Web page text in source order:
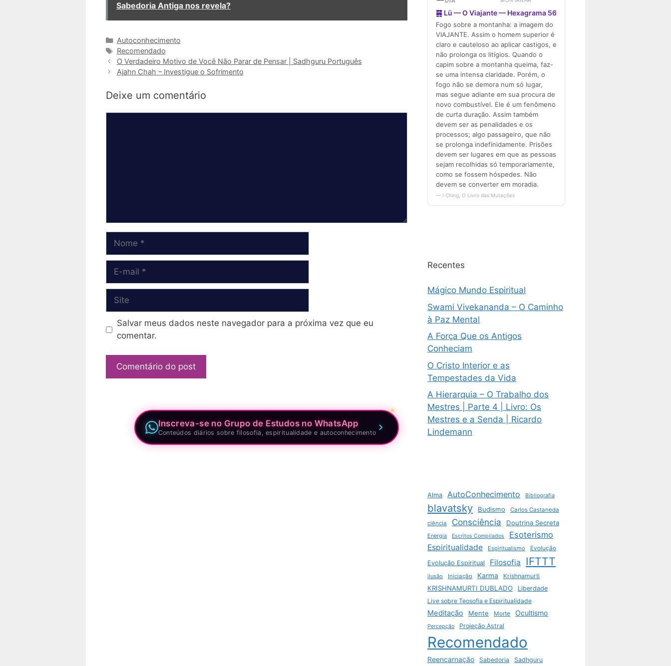
Sabedoria Antiga nos revela?
Categorias
Autoconhecimento
Tags
Recomendado
O Verdadeiro Motivo de Você Não Parar de Pensar | Sadhguru Português
Ajahn Chah – Investigue o Sofrimento
Deixe um comentário
Nome
Site
Salvar meus dados neste navegador para a próxima vez que eu
comentar.
Inscreva-se no Grupo de Estudos no WhatsApp
Conteúdos diários sobre filosofia, espiritualidade e autoconhecimento
Recentes
Mágico Mundo Espiritual
Swami Vivekananda – O Caminho
à Paz Mental
A Força Que os Antigos
Conheciam
O Cristo Interior e as
Tempestades da Vida
A Hierarquia – O Trabalho dos
Mestres | Parte 4 | Livro: Os
Mestres e a Senda | Ricardo
Lindemann
Alma AutoConhecimento Bibliografia
blavatsky Budismo
Carlos Castaneda
ciência
Consciência Doutrina Secreta
Energia Escritos Compilados Esoterismo
Espiritualidade Espiritualismo Evolução
Evolução Espiritual Filosofia IFTTT
ilusão Iniciação Karma Krishnamurti
KRISHNAMURTI DUBLADO
Liberdade
Live sobre Teosofia e Espiritualidade
Meditação Mente Morte Ocultismo
Percepção Projeção Astral
Recomendado
Reencarnação Sabedoria Sadhguru